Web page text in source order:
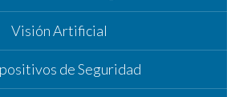
Visión Artificial
de Seguridad